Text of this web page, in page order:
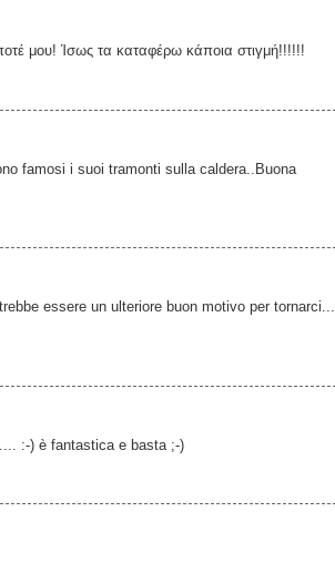
μου! Ίσως τα καταφέρω κάποια στιγμή!!!!!!
famosi i suoi tramonti sulla caldera..Buona
essere un ulteriore buon motivo per tornarci...
:-) è fantastica e basta ;-)